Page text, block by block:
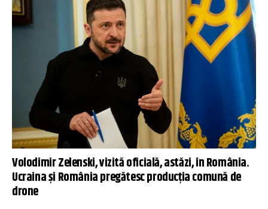
Volodimir Zelenski, vizită oficială, astăzi, în România.
Ucraina și România pregătesc producția comună de
drone